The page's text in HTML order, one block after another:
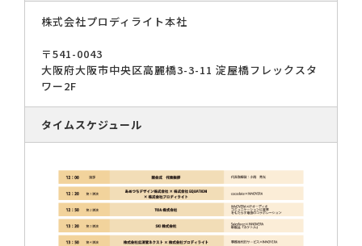
株式会社プロディライト本社
〒541-0043
大阪府大阪市中央区高麗橋3-3-11 淀屋橋フレックスタ
ワー2F
タイムスケジュール